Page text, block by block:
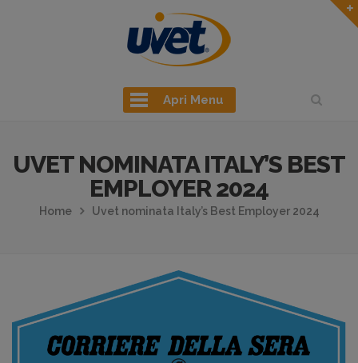
Apri Menu
UVET NOMINATA ITALY’S BEST
EMPLOYER 2024
Home Uvet nominata Italy’s Best Employer 2024